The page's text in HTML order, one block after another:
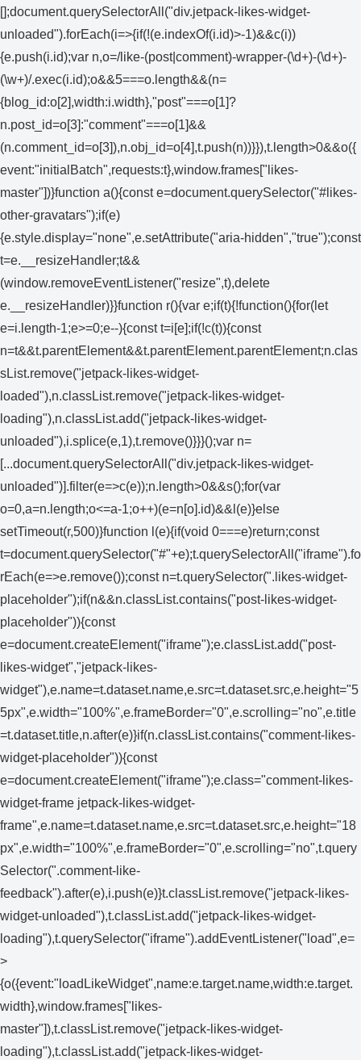
[];document.querySelectorAll("div.jetpack-likes-widget-
unloaded").forEach(i=>{if(!(e.indexOf(i.id)>-1)&&c(i))
{e.push(i.id);var n,o=/like-(post|comment)-wrapper-(\d+)-(\d+)-
(\w+)/.exec(i.id);o&&5===o.length&&(n=
{blog_id:o[2],width:i.width},"post"===o[1]?
n.post_id=o[3]:"comment"===o[1]&&
(n.comment_id=o[3]),n.obj_id=o[4],t.push(n))}}),t.length>0&&o({
event:"initialBatch",requests:t},window.frames["likes-
master"])}function a(){const e=document.querySelector("#likes-
other-gravatars");if(e)
{e.style.display="none",e.setAttribute("aria-hidden","true");const
t=e.__resizeHandler;t&&
(window.removeEventListener("resize",t),delete
e.__resizeHandler)}}function r(){var e;if(t){!function(){for(let
e=i.length-1;e>=0;e--){const t=i[e];if(!c(t)){const
n=t&&t.parentElement&&t.parentElement.parentElement;n.clas
sList.remove("jetpack-likes-widget-
loaded"),n.classList.remove("jetpack-likes-widget-
loading"),n.classList.add("jetpack-likes-widget-
unloaded"),i.splice(e,1),t.remove()}}}();var n=
[...document.querySelectorAll("div.jetpack-likes-widget-
unloaded")].filter(e=>c(e));n.length>0&&s();for(var
o=0,a=n.length;o<=a-1;o++)(e=n[o].id)&&l(e)}else
setTimeout(r,500)}function l(e){if(void 0===e)return;const
t=document.querySelector("#"+e);t.querySelectorAll("iframe").fo
rEach(e=>e.remove());const n=t.querySelector(".likes-widget-
placeholder");if(n&&n.classList.contains("post-likes-widget-
placeholder")){const
e=document.createElement("iframe");e.classList.add("post-
likes-widget","jetpack-likes-
widget"),e.name=t.dataset.name,e.src=t.dataset.src,e.height="5
5px",e.width="100%",e.frameBorder="0",e.scrolling="no",e.title
=t.dataset.title,n.after(e)}if(n.classList.contains("comment-likes-
widget-placeholder")){const
e=document.createElement("iframe");e.class="comment-likes-
widget-frame jetpack-likes-widget-
frame",e.name=t.dataset.name,e.src=t.dataset.src,e.height="18
px",e.width="100%",e.frameBorder="0",e.scrolling="no",t.query
Selector(".comment-like-
feedback").after(e),i.push(e)}t.classList.remove("jetpack-likes-
widget-unloaded"),t.classList.add("jetpack-likes-widget-
loading"),t.querySelector("iframe").addEventListener("load",e=
>
{o({event:"loadLikeWidget",name:e.target.name,width:e.target.
width},window.frames["likes-
master"]),t.classList.remove("jetpack-likes-widget-
loading"),t.classList.add("jetpack-likes-widget-